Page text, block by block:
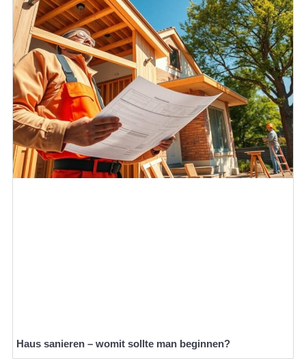
Haus sanieren – womit sollte man beginnen?